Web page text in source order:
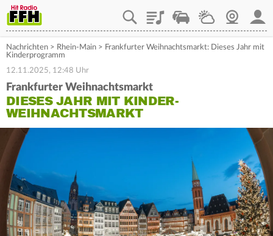
PlaylistStaupilotWetterWebcam
Nachrichten > Rhein-Main > Frankfurter Weihnachtsmarkt: Dieses Jahr mit
Kinderprogramm
12.11.2025, 12:48 Uhr
Frankfurter Weihnachtsmarkt
DIESES JAHR MIT KINDER-
WEIHNACHTSMARKT